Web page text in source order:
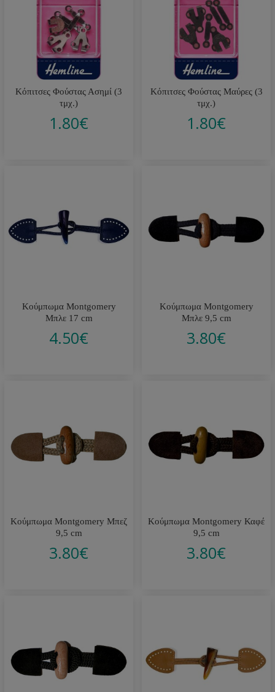
Κόπιτσες Φούστας Ασημί (3
τμχ.)
1.80€
Κόπιτσες Φούστας Μαύρες (3
τμχ.)
1.80€
Κούμπωμα Montgomery
Μπλε 17 cm
4.50€
Κούμπωμα Montgomery
Μπλε 9,5 cm
3.80€
Κούμπωμα Montgomery Μπεζ
9,5 cm
3.80€
Κούμπωμα Montgomery Καφέ
9,5 cm
3.80€